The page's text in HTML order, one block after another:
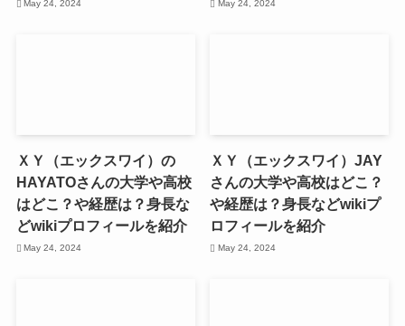
May 24, 2024 May 24, 2024
ＸＹ（エックスワイ）の
HAYATOさんの大学や高校
はどこ？や経歴は？身長な
どwikiプロフィールを紹介
May 24, 2024
ＸＹ（エックスワイ）JAY
さんの大学や高校はどこ？
や経歴は？身長などwikiプ
ロフィールを紹介
May 24, 2024